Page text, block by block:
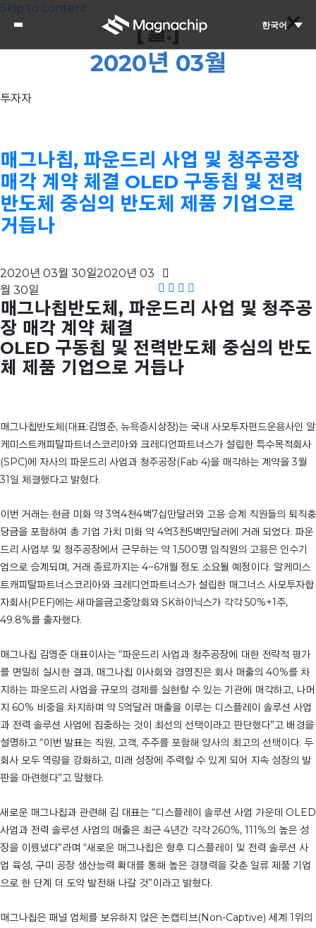
Skip to content
한국어
[월:]
2020년 03월
투자자
매그나칩, 파운드리 사업 및 청주공장
매각 계약 체결 OLED 구동칩 및 전력
반도체 중심의 반도체 제품 기업으로
거듭나
2020년 03월 30일2020년 03
월 30일
매그나칩반도체, 파운드리 사업 및 청주공
장 매각 계약 체결
OLED 구동칩 및 전력반도체 중심의 반도
체 제품 기업으로 거듭나
매그나칩반도체(대표:김영준, 뉴욕증시상장)는 국내 사모투자펀드운용사인 알
케미스트캐피탈파트너스코리아와 크레디언파트너스가 설립한 특수목적회사
(SPC)에 자사의 파운드리 사업과 청주공장(Fab 4)을 매각하는 계약을 3월
31일 체결했다고 밝혔다.
이번 거래는 현금 미화 약 3억4천4백7십만달러와 고용 승계 직원들의 퇴직충
당금을 포함하여 총 기업 가치 미화 약 4억3천5백만달러에 거래 되었다. 파운
드리 사업부 및 청주공장에서 근무하는 약 1,500명 임직원의 고용은 인수기
업으로 승계되며, 거래 종료까지는 4~6개월 정도 소요될 예정이다. 알케미스
트캐피탈파트너스코리아와 크레디언파트너스가 설립한 매그너스 사모투자합
자회사(PEF)에는 새마을금고중앙회와 SK하이닉스가 각각 50%+1주,
49.8%를 출자했다.
매그나칩 김영준 대표이사는 “파운드리 사업과 청주공장에 대한 전략적 평가
를 면밀히 실시한 결과, 매그나칩 이사회와 경영진은 회사 매출의 40%를 차
지하는 파운드리 사업을 규모의 경제를 실현할 수 있는 기관에 매각하고, 나머
지 60% 비중을 차지하며 약 5억달러 매출을 이루는 디스플레이 솔루션 사업
과 전력 솔루션 사업에 집중하는 것이 최선의 선택이라고 판단했다”고 배경을
설명하고 “이번 발표는 직원, 고객, 주주를 포함해 양사의 최고의 선택이다. 두
회사 모두 역량을 강화하고, 미래 성장에 주력할 수 있게 되어 지속 성장의 발
판을 마련했다”고 말했다.
새로운 매그나칩과 관련해 김 대표는 “디스플레이 솔루션 사업 가운데 OLED
사업과 전력 솔루션 사업의 매출은 최근 4년간 각각 260%, 111%의 높은 성
장을 이뤘냈다”라며 “새로운 매그나칩은 향후 디스플레이 및 전력 솔루션 사
업 육성, 구미 공장 생산능력 확대를 통해 높은 경쟁력을 갖춘 일류 제품 기업
으로 한 단계 더 도약 발전해 나갈 것”이라고 밝혔다.
매그나칩은 패널 업체를 보유하지 않은 논캡티브(Non-Captive) 세계 1위의